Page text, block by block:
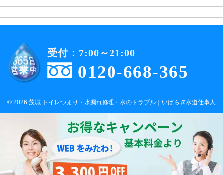
0120-668-365
受付：7:00～21:00
© 2026 茨城 トイレつまり・水漏れ修理・水のトラブル｜いばらぎ水道仕事人